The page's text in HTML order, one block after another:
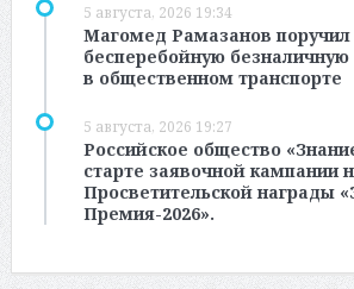
5 августа, 2026 19:34
Магомед Рамазанов поручил
бесперебойную безналичную
в общественном транспорте
5 августа, 2026 19:27
Российское общество
старте заявочной кампании
Просветительской награды
Премия-2026».